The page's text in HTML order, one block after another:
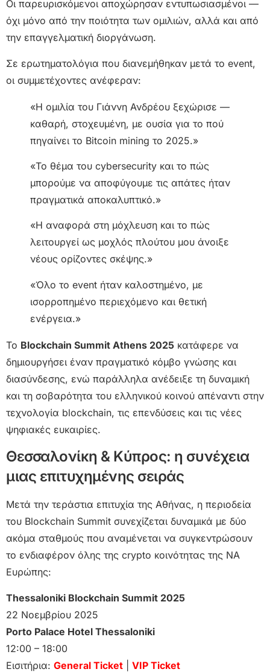
Οι παρευρισκόμενοι αποχώρησαν εντυπωσιασμένοι —
όχι μόνο από την ποιότητα των ομιλιών, αλλά και από
την επαγγελματική διοργάνωση.
Σε ερωτηματολόγια που διανεμήθηκαν μετά το event,
οι συμμετέχοντες ανέφεραν:
«Η ομιλία του Γιάννη Ανδρέου ξεχώρισε —
καθαρή, στοχευμένη, με ουσία για το πού
πηγαίνει το Bitcoin mining το 2025.»
«Το θέμα του cybersecurity και το πώς
μπορούμε να αποφύγουμε τις απάτες ήταν
πραγματικά αποκαλυπτικό.»
«Η αναφορά στη μόχλευση και το πώς
λειτουργεί ως μοχλός πλούτου μου άνοιξε
νέους ορίζοντες σκέψης.»
«Όλο το event ήταν καλοστημένο, με
ισορροπημένο περιεχόμενο και θετική
ενέργεια.»
Το Blockchain Summit Athens 2025 κατάφερε να
δημιουργήσει έναν πραγματικό κόμβο γνώσης και
διασύνδεσης, ενώ παράλληλα ανέδειξε τη δυναμική
και τη σοβαρότητα του ελληνικού κοινού απέναντι στην
τεχνολογία blockchain, τις επενδύσεις και τις νέες
ψηφιακές ευκαιρίες.
Θεσσαλονίκη & Κύπρος: η συνέχεια
μιας επιτυχημένης σειράς
Μετά την τεράστια επιτυχία της Αθήνας, η περιοδεία
του Blockchain Summit συνεχίζεται δυναμικά με δύο
ακόμα σταθμούς που αναμένεται να συγκεντρώσουν
το ενδιαφέρον όλης της crypto κοινότητας της ΝΑ
Ευρώπης:
Thessaloniki Blockchain Summit 2025
22 Νοεμβρίου 2025
Porto Palace Hotel Thessaloniki
12:00 – 18:00
Εισιτήρια: General Ticket VIP Ticket